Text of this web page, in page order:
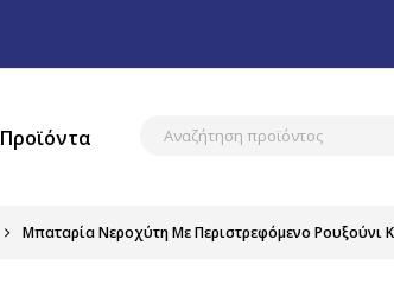
Προϊόντα
Μπαταρία Νεροχύτη Με Περιστρεφόμενο Ρουξούνι